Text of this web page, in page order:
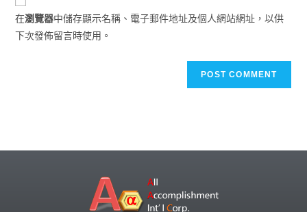
在瀏覽器中儲存顯示名稱、電子郵件地址及個人網站網址，以供
下次發佈留言時使用。